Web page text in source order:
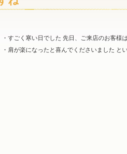
すごく寒い日でした 先日、ご来店のお客様
肩が楽になったと喜んでくださいました と